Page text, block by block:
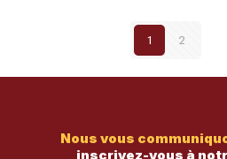
1 2
Nous vous
inscrivez-vous à